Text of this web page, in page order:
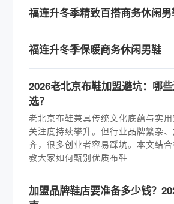
福连升冬季精致百搭商务休闲
福连升冬季保暖商务休闲男鞋
2026老北京布鞋加盟避坑：哪
选？
老北京布鞋兼具传统文化底蕴与实
关注度持续攀升。但行业品牌繁杂
齐，很多创业者容易踩坑。本文结合
教大家如何甄别优质布鞋
加盟品牌鞋店要准备多少钱？